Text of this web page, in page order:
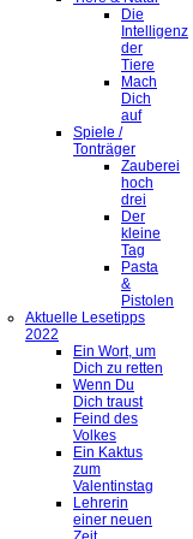
Die
Intelligenz
der
Tiere
Mach
Dich
auf
Spiele /
Tonträger
Zauberei
hoch
drei
Der
kleine
Tag
Pasta
&
Pistolen
Aktuelle Lesetipps
2022
Ein Wort, um
Dich zu retten
Wenn Du
Dich traust
Feind des
Volkes
Ein Kaktus
zum
Valentinstag
Lehrerin
einer neuen